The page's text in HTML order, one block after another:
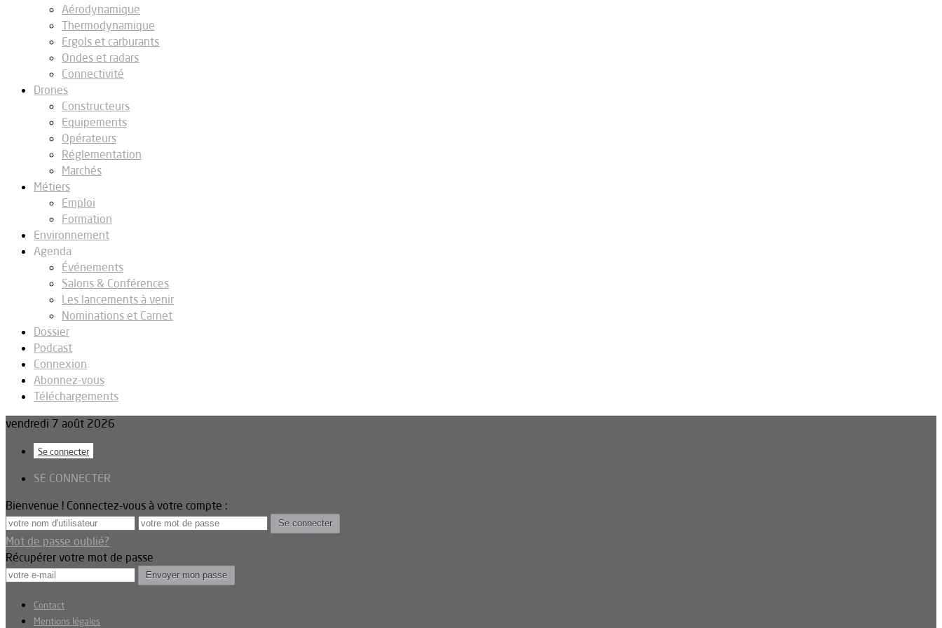
Aérodynamique
Thermodynamique
Ergols et carburants
Ondes et radars
Connectivité
Drones
Constructeurs
Equipements
Opérateurs
Réglementation
Marchés
Métiers
Emploi
Formation
Environnement
Agenda
Événements
Salons & Conférences
Les lancements à venir
Nominations et Carnet
Dossier
Podcast
Connexion
Abonnez-vous
Téléchargements
vendredi 7 août 2026
Se connecter
SE CONNECTER
Bienvenue ! Connectez-vous à votre compte :
Mot de passe oublié?
Récupérer votre mot de passe
Contact
Mentions légales